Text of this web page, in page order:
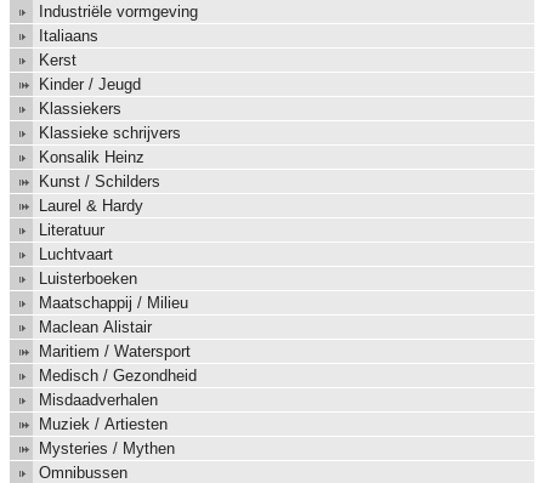
Industriële vormgeving
Italiaans
Kerst
Kinder / Jeugd
Klassiekers
Klassieke schrijvers
Konsalik Heinz
Kunst / Schilders
Laurel & Hardy
Literatuur
Luchtvaart
Luisterboeken
Maatschappij / Milieu
Maclean Alistair
Maritiem / Watersport
Medisch / Gezondheid
Misdaadverhalen
Muziek / Artiesten
Mysteries / Mythen
Omnibussen